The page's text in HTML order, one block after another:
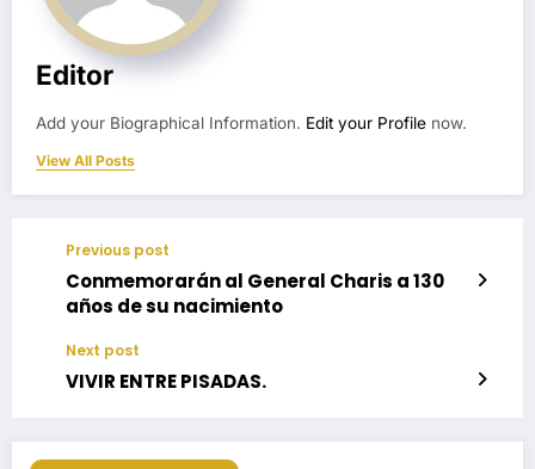
Editor
Add your Biographical Information. Edit your Profile now.
View All Posts
Previous post
Conmemorarán al General Charis a 130
años de su nacimiento
Next post
VIVIR ENTRE PISADAS.